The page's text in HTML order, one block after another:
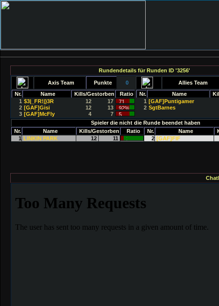
Rundendetails für Runden ID '3256'
Axis Team Punkte 0
Allies Team
Nr.
Name Kills/Gestorben
Ratio
1 $3|_FR!|}3R 12
17
2 [GAF]Gisi 12
13
3 [GAF]McFly 4 7
Nr. Name
1 [GAF]Puntigamer
2 SgtBarnes
Spieler die nicht die Runde beendet haben
Nr.
Name Kills/Gestorben Ratio Nr. Name
1 LINKIN PARK 12 11 2 [GAF]FIF